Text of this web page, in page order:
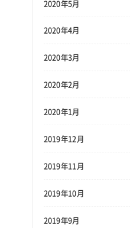
2020年5月
2020年4月
2020年3月
2020年2月
2020年1月
2019年12月
2019年11月
2019年10月
2019年9月